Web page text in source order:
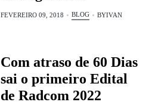
FEVEREIRO 09, 2018 BLOG BYIVAN
Com atraso de 60 Dias
sai o primeiro Edital
de Radcom 2022